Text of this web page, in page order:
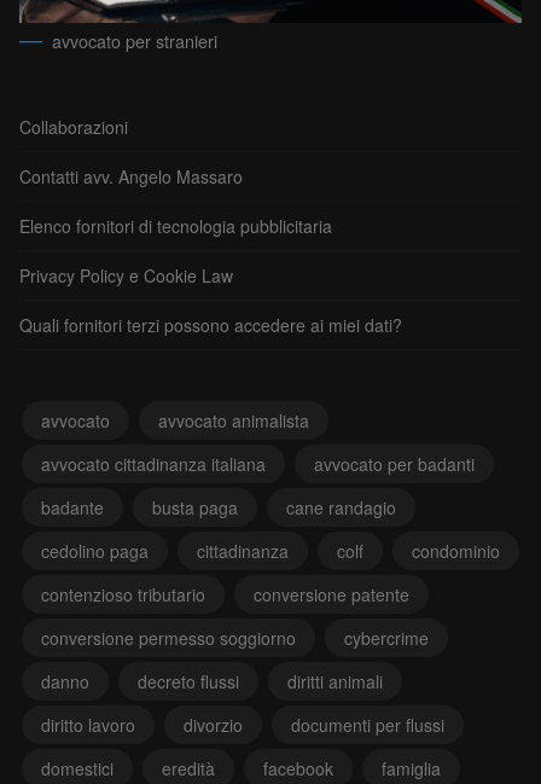
avvocato per stranieri
Collaborazioni
Contatti avv. Angelo Massaro
Elenco fornitori di tecnologia pubblicitaria
Privacy Policy e Cookie Law
Quali fornitori terzi possono accedere ai miei dati?
avvocato
avvocato animalista
avvocato cittadinanza italiana
avvocato per badanti
badante
busta paga
cane randagio
cedolino paga
cittadinanza colf
condominio
contenzioso tributario
conversione patente
conversione permesso soggiorno
cybercrime
danno
decreto flussi
diritti animali
diritto lavoro
divorzio
documenti per flussi
domestici
eredità facebook famiglia